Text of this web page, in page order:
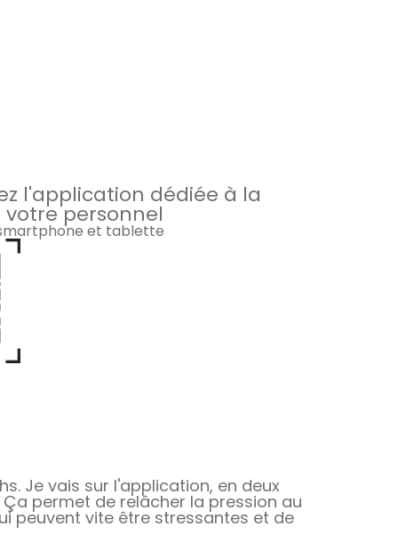
l'application dédiée à la
personnel
et tablette
Je vais sur l'application, en deux
permet de relâcher la pression au
peuvent vite être stressantes et de